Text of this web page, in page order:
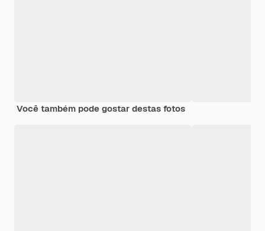
Você também pode gostar destas fotos